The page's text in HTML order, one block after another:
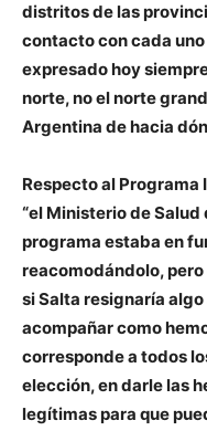
distritos de las
contacto con cada
expresado hoy
norte, no el norte
Argentina de hacia
Respecto al Programa
“el Ministerio de Salud
programa estaba en
reacomodándolo, pero
si Salta resignaría
acompañar como
corresponde a todos
elección, en darle las
legítimas para que